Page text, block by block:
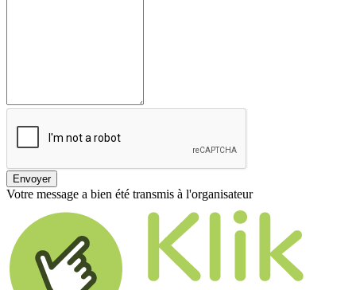
Envoyer
Votre message a bien été transmis à l'organisateur